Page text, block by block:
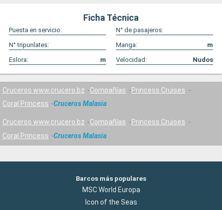
Ficha Técnica
Puesta en servicio:
N° de pasajeros:
N° tripunlates:
Manga:
m
Eslora:
m Velocidad: Nudos
Cruceros www.crucero.bz Compañías
Princess Cruises
Coral Princess
Cruceros Malasia
Cruceros www.crucero.bz Compañías
Princess Cruises
Coral Princess
Cruceros Malasia
Barcos más populares
MSC World Europa
Icon of the Seas